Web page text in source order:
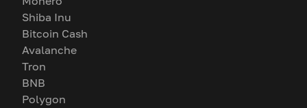
Shiba Inu
Bitcoin Cash
Avalanche
Tron
BNB
Polygon